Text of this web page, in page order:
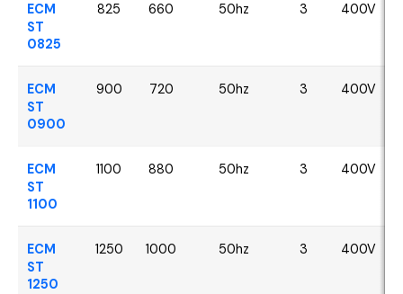
ECM
ST
0825
825 660 50hz 3 400V
ECM
ST
0900
900 720 50hz 3 400V
ECM
ST
1100
1100 880 50hz 3 400V
ECM
ST
1250
1250 1000 50hz 3 400V